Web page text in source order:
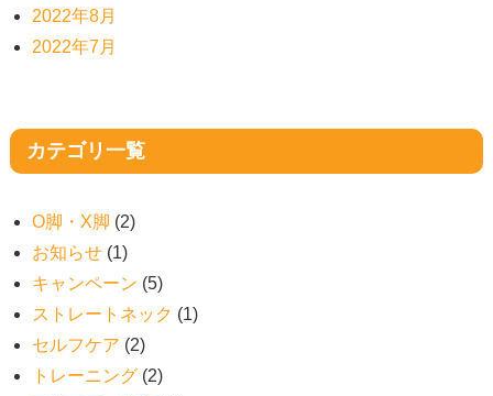
2022年8月
2022年7月
カテゴリ一覧
O脚・X脚 (2)
お知らせ(1)
キャンペーン (5)
ストレートネック (1)
セルフケア (2)
トレーニング(2)